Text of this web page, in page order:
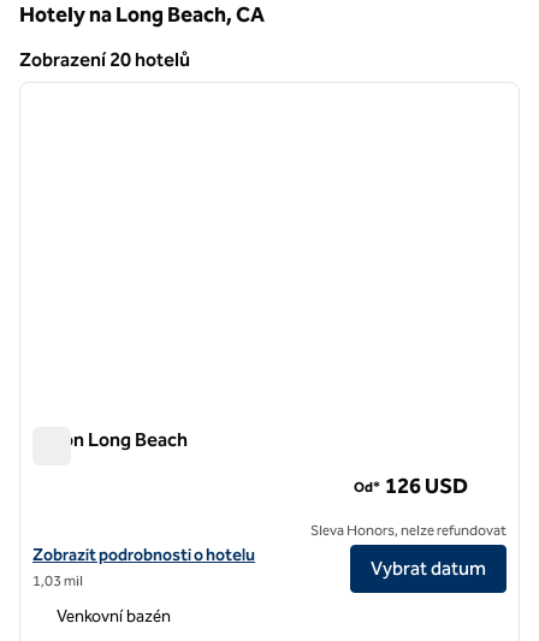
Hotely na Long Beach,CA
Zobrazení 20 hotelů
Zobrazení 20 hotelů
1 z 11
další
Hilton Long Beach
Zobrazit podrobnosti o hotelu Hilton Long Beach
Zobrazit podrobnosti o hotelu
1,03 mil
Od* 126 USD
Sleva Honors, nelze refundovat
Vybrat datum
Venkovní bazén